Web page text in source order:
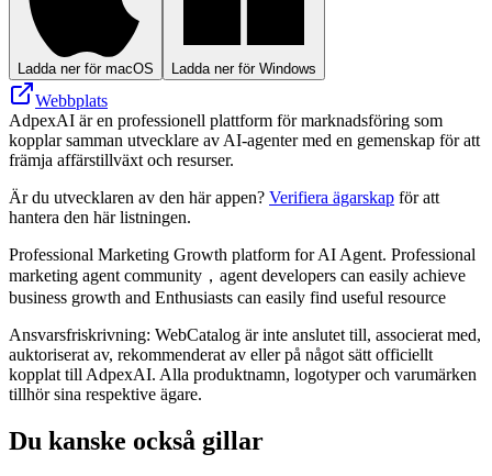
Ladda ner för macOS Ladda ner för Windows
Webbplats
AdpexAI är en professionell plattform för marknadsföring som
kopplar samman utvecklare av AI-agenter med en gemenskap för att
främja affärstillväxt och resurser.
Är du utvecklaren av den här appen? Verifiera ägarskap för att
hantera den här listningen.
Professional Marketing Growth platform for AI Agent. Professional
marketing agent community，agent developers can easily achieve
business growth and Enthusiasts can easily find useful resource
Ansvarsfriskrivning: WebCatalog är inte anslutet till, associerat med,
auktoriserat av, rekommenderat av eller på något sätt officiellt
kopplat till AdpexAI. Alla produktnamn, logotyper och varumärken
tillhör sina respektive ägare.
Du kanske också gillar